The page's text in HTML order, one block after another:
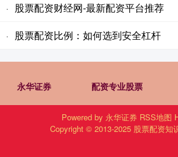
· 股票配资财经网-最新配资平台推荐
· 股票配资比例：如何选到安全杠杆
永华证券 配资专业股票
Powered by 永华证券 RSS地图
Copyright © 2013-2025 股票配资知